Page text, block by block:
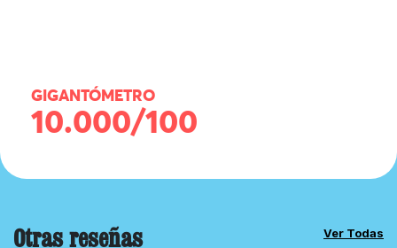
GIGANTÓMETRO
10.000/100
Otras reseñas Ver Todas